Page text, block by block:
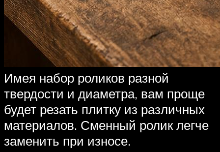
Имея набор роликов разной
твердости и диаметра, вам проще
будет резать плитку из различных
материалов. Сменный ролик легче
заменить при износе.